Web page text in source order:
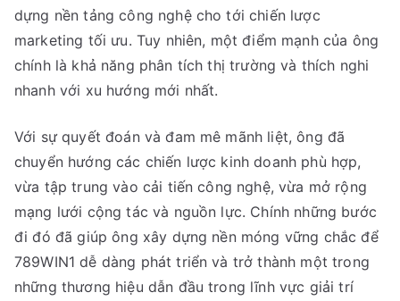
dựng nền tảng công nghệ cho tới chiến lược
marketing tối ưu. Tuy nhiên, một điểm mạnh của ông
chính là khả năng phân tích thị trường và thích nghi
nhanh với xu hướng mới nhất.
Với sự quyết đoán và đam mê mãnh liệt, ông đã
chuyển hướng các chiến lược kinh doanh phù hợp,
vừa tập trung vào cải tiến công nghệ, vừa mở rộng
mạng lưới cộng tác và nguồn lực. Chính những bước
đi đó đã giúp ông xây dựng nền móng vững chắc để
789WIN1 dễ dàng phát triển và trở thành một trong
những thương hiệu dẫn đầu trong lĩnh vực giải trí